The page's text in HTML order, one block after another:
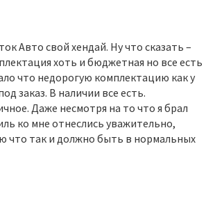
Авто свой хендай. Ну что сказать –
хоть и бюджетная но все есть
что недорогую комплектацию как у
заказ. В наличии все есть.
Даже несмотря на то что я брал
ко мне отнеслись уважительно,
что так и должно быть в нормальных